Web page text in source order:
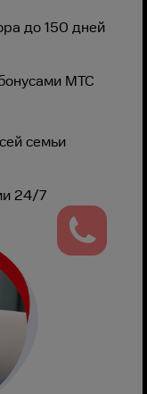
до 150 дней
МТС
семьи
24/7